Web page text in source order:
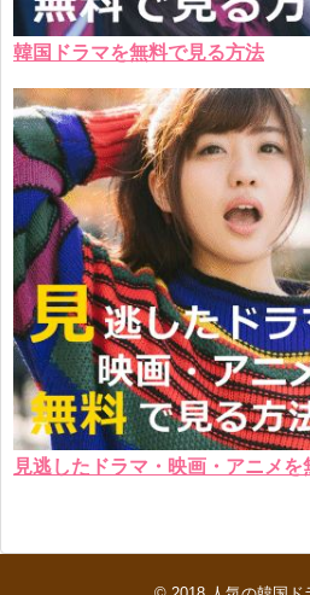
韓国ドラマを無料で見る方法
見逃したドラマ・映画・アニメ